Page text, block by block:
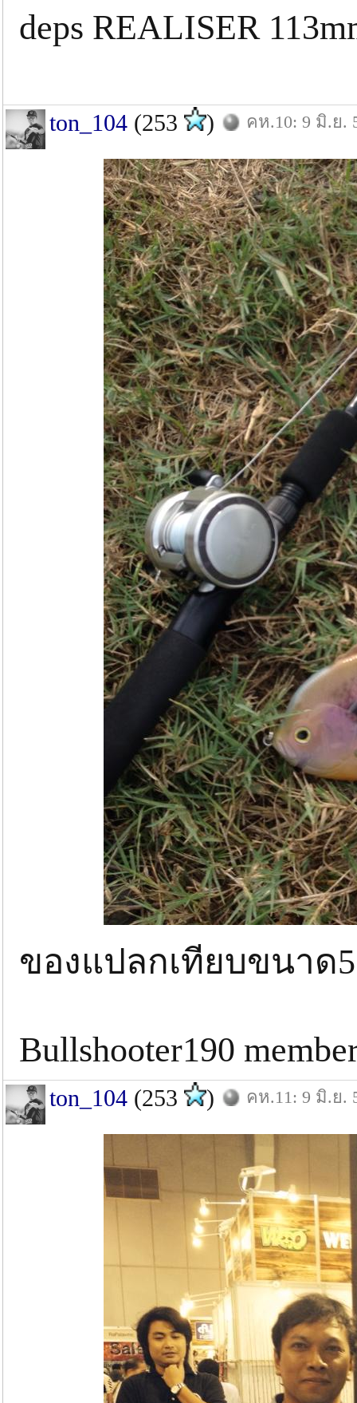
deps REALISER
ton_104 (253 ) คห.10: 9 มิ.ย.
ของแปลกเทียบขนาด
Bullshooter190
ton_104 (253 ) คห.11: 9 มิ.ย.